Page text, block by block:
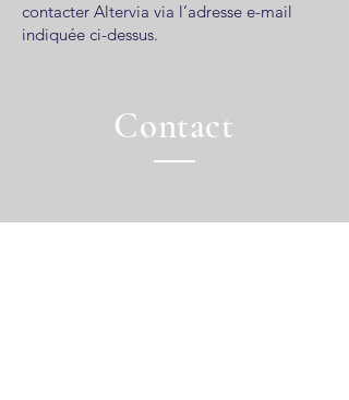
contacter Altervia via l’adresse e-mail
indiquée ci-dessus.
Contact